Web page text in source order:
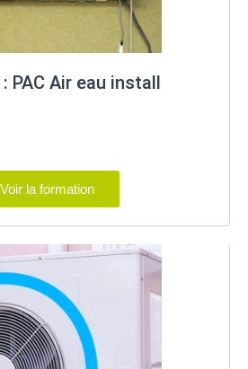
: PAC Air eau install
Voir la formation